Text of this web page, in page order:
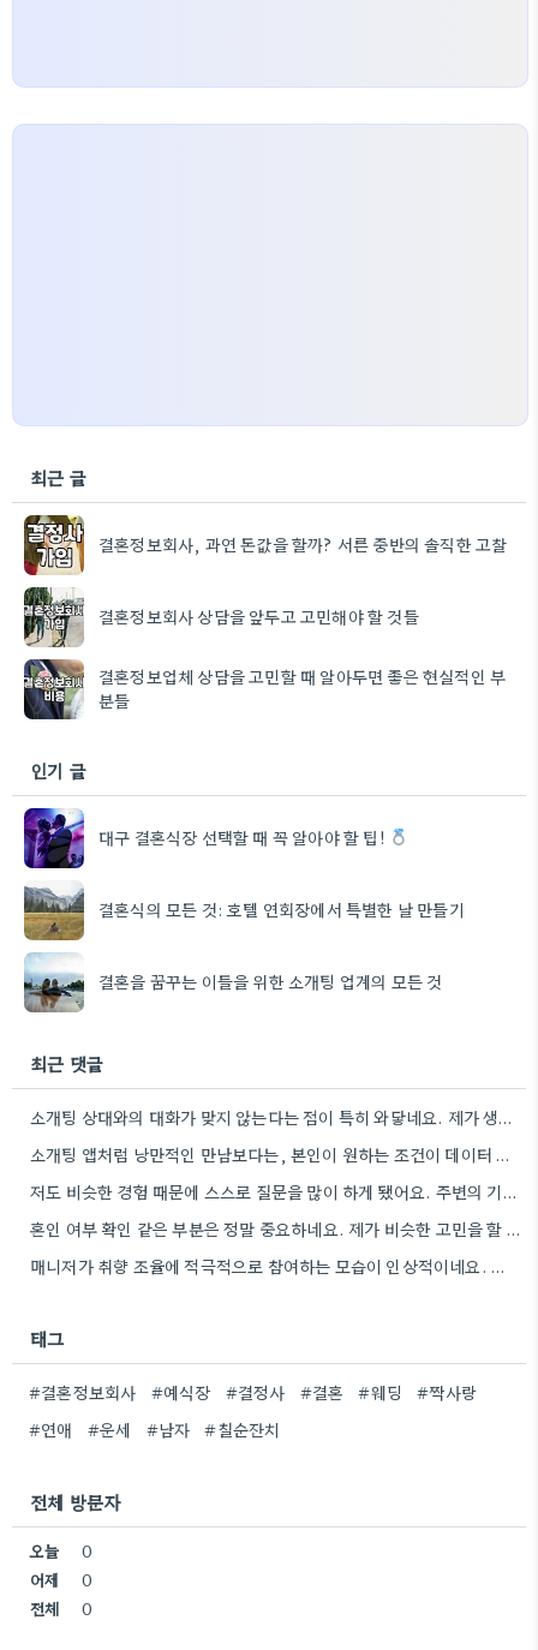
최근 글
결혼정보회사, 과연 돈값을 할까? 서른 중반의 솔직한 고찰
결혼정보회사 상담을 앞두고 고민해야 할 것들
결혼정보업체 상담을 고민할 때 알아두면 좋은 현실적인 부
분들
인기 글
대구 결혼식장 선택할 때 꼭 알아야 할 팁!
결혼식의 모든 것: 호텔 연회장에서 특별한 날 만들기
결혼을 꿈꾸는 이들을 위한 소개팅 업계의 모든 것
최근 댓글
소개팅 상대와의 대화가 맞지 않는다는 점이 특히 와닿네요. 제가 생각하는 것도 비슷했는데, 경험을 통해 구체적인…
소개팅 앱처럼 낭만적인 만남보다는, 본인이 원하는 조건이 데이터 기반으로 잘 맞는지 꼼꼼히 확인하는 게 중요하겠네요.
저도 비슷한 경험 때문에 스스로 질문을 많이 하게 됐어요. 주변의 기대 때문에 결정짓는 것보다, 본인이…
혼인 여부 확인 같은 부분은 정말 중요하네요. 제가 비슷한 고민을 할 때, 단순히 조건만 보려고…
매니저가 취향 조율에 적극적으로 참여하는 모습이 인상적이네요. 특히, 불편했던 부분을 솔직하게 이야기하는 게 중요하다고 말씀하신…
태그
#결혼정보회사 #예식장 #결정사 #결혼 #웨딩
#짝사랑
#연애
#운세 #남자 #칠순잔치
전체 방문자
오늘
0
어제
0
전체
0